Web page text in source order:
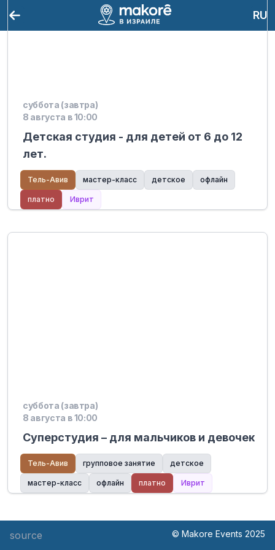
RU
суббота (завтра)
8 августа в 10:00
Детская студия - для детей от 6 до 12
лет.
Тель-Авив мастер-класс детское офлайн
платно Иврит
суббота (завтра)
8 августа в 10:00
Суперстудия – для мальчиков и девочек
Тель-Авив групповое занятие детское
мастер-класс офлайн платно Иврит
source © Makore Events 2025